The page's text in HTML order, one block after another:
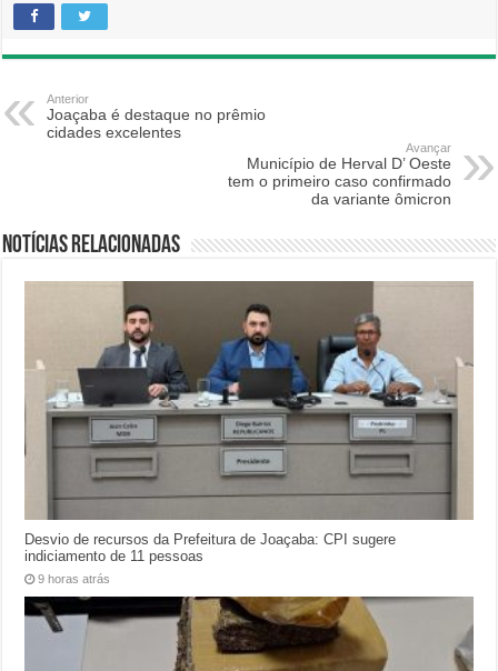
Anterior
Joaçaba é destaque no prêmio
cidades excelentes
Avançar
Município de Herval D’ Oeste
tem o primeiro caso confirmado
da variante ômicron
Notícias relacionadas
Desvio de recursos da Prefeitura de Joaçaba: CPI sugere
indiciamento de 11 pessoas
9 horas atrás